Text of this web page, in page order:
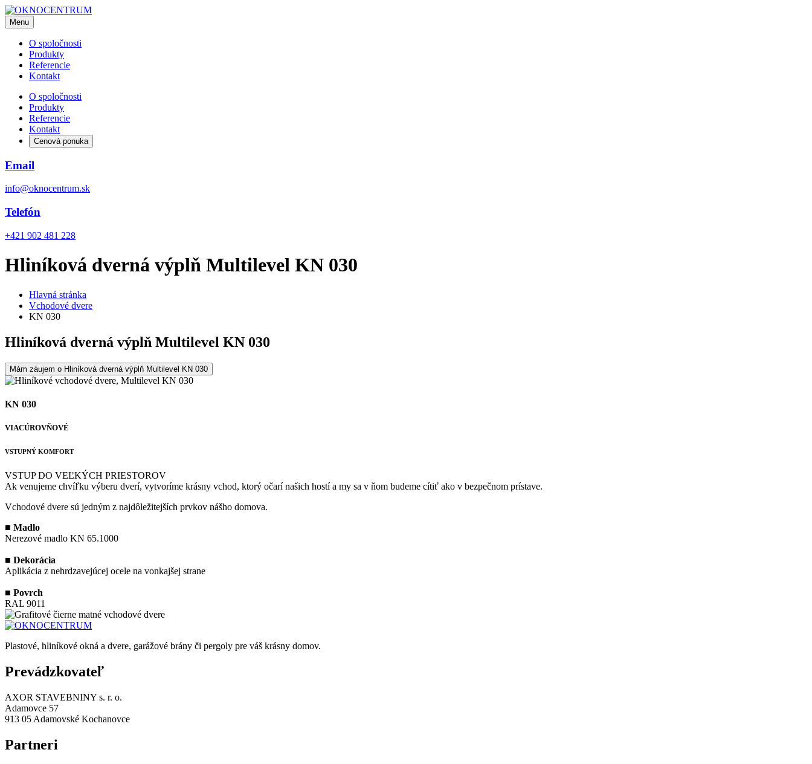
Menu
O spoločnosti
Produkty
Referencie
Kontakt
O spoločnosti
Produkty
Referencie
Kontakt
Cenová ponuka
Email
info@oknocentrum.sk
Telefón
+421 902 481 228
Hliníková dverná výplň Multilevel KN 030
Hlavná stránka
Vchodové dvere
KN 030
Hliníková dverná výplň Multilevel KN 030
Mám záujem o Hliníková dverná výplň Multilevel KN 030
KN 030
VIACÚROVŇOVÉ
VSTUPNÝ KOMFORT
VSTUP DO VEĽKÝCH PRIESTOROV
Ak venujeme chvíľku výberu dverí, vytvoríme krásny vchod, ktorý očarí našich hostí a my sa v ňom budeme cítiť ako v bezpečnom prístave.
Vchodové dvere sú jedným z najdôležitejších prvkov nášho domova.
■ Madlo
Nerezové madlo KN 65.1000
■ Dekorácia
Aplikácia z nehrdzavejúcej ocele na vonkajšej strane
■ Povrch
RAL 9011
Plastové, hliníkové okná a dvere, garážové brány či pergoly pre váš krásny domov.
Prevádzkovateľ
AXOR STAVEBNINY s. r. o.
Adamovce 57
913 05 Adamovské Kochanovce
Partneri